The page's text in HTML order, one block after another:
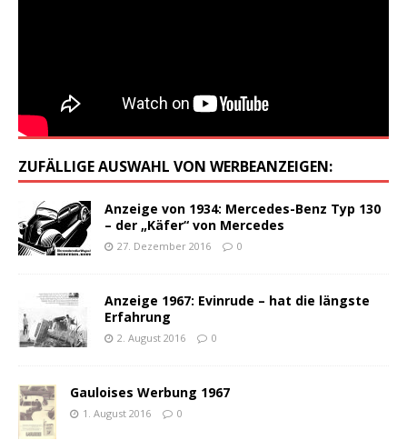
ZUFÄLLIGE AUSWAHL VON WERBEANZEIGEN:
Anzeige von 1934: Mercedes-Benz Typ 130
– der „Käfer“ von Mercedes
27. Dezember 2016 0
Anzeige 1967: Evinrude – hat die längste
Erfahrung
2. August 2016 0
Gauloises Werbung 1967
1. August 2016 0